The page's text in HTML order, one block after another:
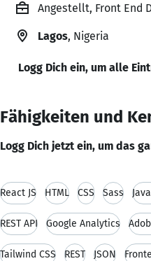
Angestellt, Front End
Lagos, Nigeria
Logg Dich ein, um alle
Fähigkeiten und
Logg Dich jetzt ein, um das
React JS HTML CSS Sass
REST API Google Analytics
Tailwind CSS REST JSON